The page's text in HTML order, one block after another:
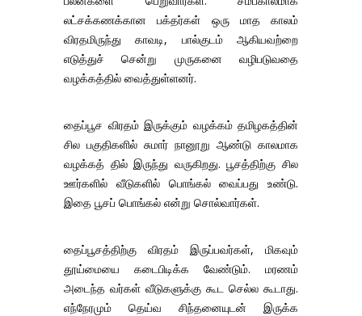
லட்சக்கணக்கான பக்தர்கள் ஒரு மாத காலம்
விரதமிருந்து காவடி, பால்குடம் ஆகியவற்றை
எடுத்துச் சென்று முருகனை வழிபடுவதை
வழக்கத்தில் வைத்துள்ளனர்.
தைப்பூச விரதம் இருக்கும் வழக்கம் தமிழகத்தின்
சில பகுதிகளில் சுமார் நானூறு ஆண்டு காலமாக
வழக்கத் தில் இருந்து வருகிறது. பூசத்திற்கு சில
ஊர்களில் வீடுகளில் பொங்கல் வைப்பது உண்டு.
இதை பூசப் பொங்கல் என்று சொல்வார்கள்.
தைப்பூசத்திற்கு விரதம் இருப்பவர்கள், மிகவும்
தூய்மையை கடைபிடிக்க வேண்டும். மரணம்
அடைந்த வர்கள் வீடுகளுக்கு கூட செல்ல கூடாது.
எந்நேரமும் தெய்வ சிந்தனையுடன் இருக்க